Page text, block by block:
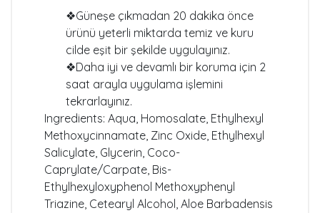
❖Güneşe çıkmadan 20 dakika önce
ürünü yeterli miktarda temiz ve kuru
cilde eşit bir şekilde uygulayınız.
❖Daha iyi ve devamlı bir koruma için 2
saat arayla uygulama işlemini
tekrarlayınız.
Ingredients: Aqua, Homosalate, Ethylhexyl
Methoxycinnamate, Zinc Oxide, Ethylhexyl
Salicylate, Glycerin, Coco-
Caprylate/Carpate, Bis-
Ethylhexyloxyphenol Methoxyphenyl
Triazine, Cetearyl Alcohol, Aloe Barbadensis